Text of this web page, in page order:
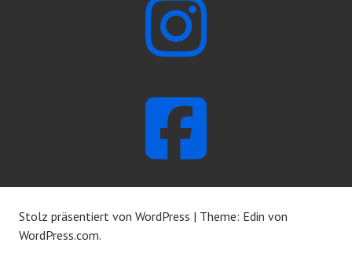
Stolz präsentiert von WordPress | Theme: Edin von
WordPress.com.